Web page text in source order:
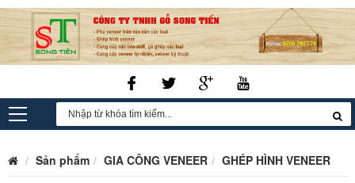
Sản phẩm GIA CÔNG VENEER GHÉP HÌNH VENEER